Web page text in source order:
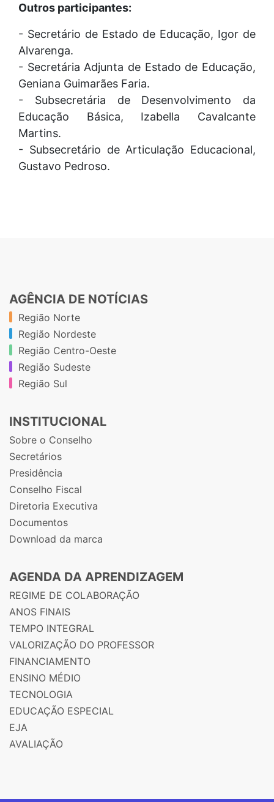
Outros participantes:
- Secretário de Estado de Educação, Igor de
Alvarenga.
- Secretária Adjunta de Estado de Educação,
Geniana Guimarães Faria.
- Subsecretária de Desenvolvimento da
Educação Básica, Izabella Cavalcante
Martins.
- Subsecretário de Articulação Educacional,
Gustavo Pedroso.
AGÊNCIA DE NOTÍCIAS
Região Norte
Região Nordeste
Região Centro-Oeste
Região Sudeste
Região Sul
INSTITUCIONAL
Sobre o Conselho
Secretários
Presidência
Conselho Fiscal
Diretoria Executiva
Documentos
Download da marca
AGENDA DA APRENDIZAGEM
REGIME DE COLABORAÇÃO
ANOS FINAIS
TEMPO INTEGRAL
VALORIZAÇÃO DO PROFESSOR
FINANCIAMENTO
ENSINO MÉDIO
TECNOLOGIA
EDUCAÇÃO ESPECIAL
EJA
AVALIAÇÃO